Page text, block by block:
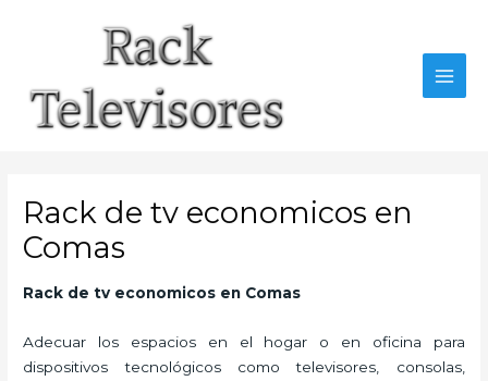
Rack de tv economicos en
Comas
Rack de tv economicos en Comas
Adecuar los espacios en el hogar o en oficina para
dispositivos tecnológicos como televisores, consolas,